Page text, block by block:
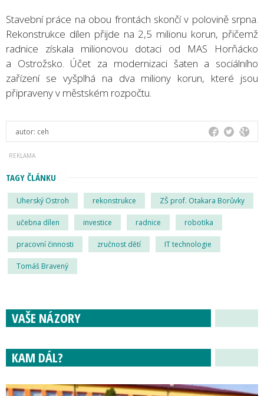
Stavební práce na obou frontách skončí v polovině srpna.
Rekonstrukce dílen přijde na 2,5 milionu korun, přičemž
radnice získala milionovou dotaci od MAS Horňácko
a Ostrožsko. Účet za modernizaci šaten a sociálního
zařízení se vyšplhá na dva miliony korun, které jsou
připraveny v městském rozpočtu.
autor: ceh
TAGY ČLÁNKU
Uherský Ostroh rekonstrukce ZŠ prof. Otakara Borůvky
učebna dílen investice radnice robotika
pracovní činnosti zručnost dětí IT technologie
Tomáš Bravený
VAŠE NÁZORY
KAM DÁL?